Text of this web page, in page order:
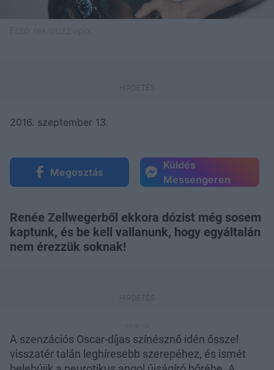
2016. szeptember 13.
Megosztás
Küldés
Messengeren
Renée Zellwegerből ekkora dózist még sosem
kaptunk, és be kell vallanunk, hogy egyáltalán
nem érezzük soknak!
A szenzációs Oscar-díjas színésznő idén ősszel
visszatér talán leghíresebb szerepéhez, és ismét